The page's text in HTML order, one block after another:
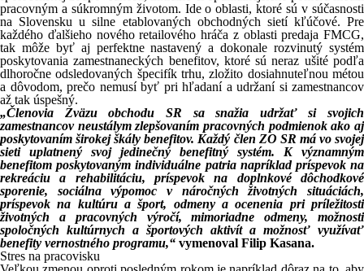
pracovným a súkromným životom. Ide o oblasti, ktoré sú v súčasnosti
na Slovensku u silne etablovaných obchodných sietí kľúčové. Pre
každého ďalšieho nového retailového hráča z oblasti predaja FMCG,
tak môže byť aj perfektne nastavený a dokonale rozvinutý systém
poskytovania zamestnaneckých benefitov, ktoré sú neraz ušité podľa
dlhoročne odsledovaných špecifík trhu, zložito dosiahnuteľnou métou
a dôvodom, prečo nemusí byť pri hľadaní a udržaní si zamestnancov
až tak úspešný.
„Členovia Zväzu obchodu SR sa snažia udržať si svojich
zamestnancov neustálym zlepšovaním pracovných podmienok ako aj
poskytovaním širokej škály benefitov. Každý člen ZO SR má vo svojej
sieti uplatnený svoj jedinečný benefitný systém. K významným
benefitom poskytovaným individuálne patria napríklad príspevok na
rekreáciu a rehabilitáciu, príspevok na doplnkové dôchodkové
sporenie, sociálna výpomoc v náročných životných situáciách,
príspevok na kultúru a šport, odmeny a ocenenia pri príležitosti
životných a pracovných výročí, mimoriadne odmeny, možnosti
spoločných kultúrnych a športových aktivít a možnosť využívať
benefity vernostného programu,“ vymenoval Filip Kasana.
Stres na pracovisku